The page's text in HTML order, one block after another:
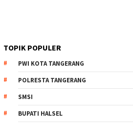
TOPIK POPULER
PWI KOTA TANGERANG
POLRESTA TANGERANG
SMSI
BUPATI HALSEL